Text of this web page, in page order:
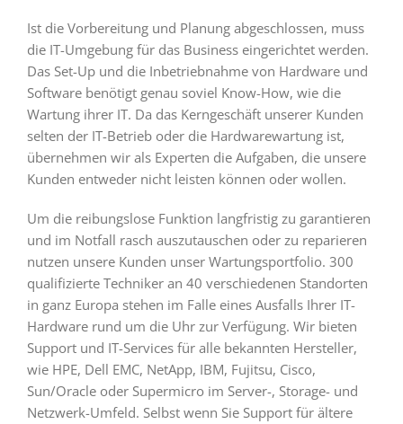
Ist die Vorbereitung und Planung abgeschlossen, muss
die IT-Umgebung für das Business eingerichtet werden.
Das Set-Up und die Inbetriebnahme von Hardware und
Software benötigt genau soviel Know-How, wie die
Wartung ihrer IT. Da das Kerngeschäft unserer Kunden
selten der IT-Betrieb oder die Hardwarewartung ist,
übernehmen wir als Experten die Aufgaben, die unsere
Kunden entweder nicht leisten können oder wollen.
Um die reibungslose Funktion langfristig zu garantieren
und im Notfall rasch auszutauschen oder zu reparieren
nutzen unsere Kunden unser Wartungsportfolio. 300
qualifizierte Techniker an 40 verschiedenen Standorten
in ganz Europa stehen im Falle eines Ausfalls Ihrer IT-
Hardware rund um die Uhr zur Verfügung. Wir bieten
Support und IT-Services für alle bekannten Hersteller,
wie HPE, Dell EMC, NetApp, IBM, Fujitsu, Cisco,
Sun/Oracle oder Supermicro im Server-, Storage- und
Netzwerk-Umfeld. Selbst wenn Sie Support für ältere